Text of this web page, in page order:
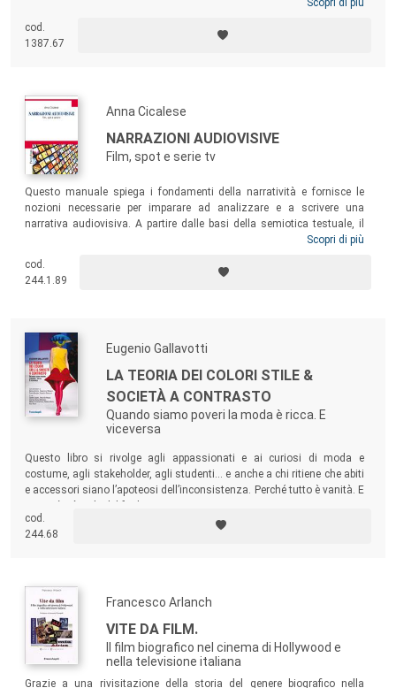
relazioni reali e potenziali che legano l’attività cinematografica e
indiretti prodotti, con un occhio particolare al sistema turistico. I saggi
raccolti, seguendo un approccio teorico-descrittivo, contribuiscono alla
Scopri di più
cod.
1387.67
Anna Cicalese
NARRAZIONI AUDIOVISIVE
Film, spot e serie tv
Questo manuale spiega i fondamenti della narratività e fornisce le
nozioni necessarie per imparare ad analizzare e a scrivere una
narrativa audiovisiva. A partire dalle basi della semiotica testuale, il
testo sviluppa alcuni temi fondamentali della materia, integrandoli con
tradizionali che accompagnano da decenni la quotidianità di un
pubblico vasto e variegato. Un volume pensato per i corsi di
Scopri di più
cod.
244.1.89
Eugenio Gallavotti
LA TEORIA DEI COLORI STILE &
SOCIETÀ A CONTRASTO
Quando siamo poveri la moda è ricca. E
viceversa
Questo libro si rivolge agli appassionati e ai curiosi di moda e
costume, agli stakeholder, agli studenti... e anche a chi ritiene che abiti
e accessori siano l’apoteosi dell’inconsistenza. Perché tutto è vanità. E
cod.
244.68
Francesco Arlanch
VITE DA FILM.
Il film biografico nel cinema di Hollywood e
nella televisione italiana
Grazie a una rivisitazione della storia del genere biografico nella